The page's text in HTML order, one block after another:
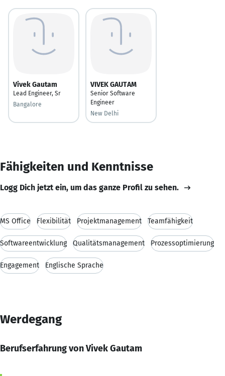
Vivek Gautam
Lead Engineer, Sr
Bangalore
VIVEK GAUTAM
Senior Software
Engineer
New Delhi
Fähigkeiten und Kenntnisse
Logg Dich jetzt ein, um das ganze Profil zu sehen.
MS Office Flexibilität Projektmanagement Teamfähigkeit
Softwareentwicklung Qualitätsmanagement Prozessoptimierung
Engagement Englische Sprache
Werdegang
Berufserfahrung von Vivek Gautam